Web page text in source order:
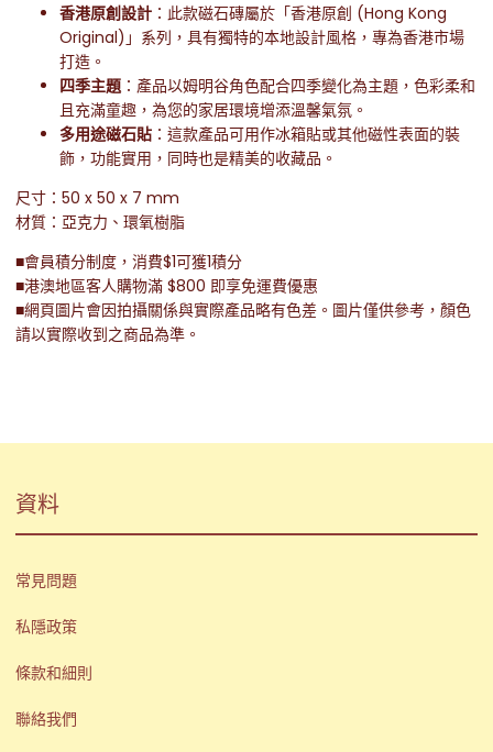
香港原創設計 ：此款磁石磚屬於「香港原創 (Hong Kong
Original)」系列，具有獨特的本地設計風格，專為香港市場
打造。
四季主題 ：產品以姆明谷角色配合四季變化為主題，色彩柔和
且充滿童趣，為您的家居環境增添溫馨氣氛。
多用途磁石貼 ：這款產品可用作冰箱貼或其他磁性表面的裝
飾，功能實用，同時也是精美的收藏品。
尺寸：50 x 50 x 7 mm
材質：亞克力、環氧樹脂
■會員積分制度，消費$1可獲1積分
■港澳地區客人購物滿 $800 即享免運費優惠
■網頁圖片會因拍攝關係與實際產品略有色差。圖片僅供參考，顏色
請以實際收到之商品為準。
資料
常見問題
私隱政策
條款和細則
聯絡我們